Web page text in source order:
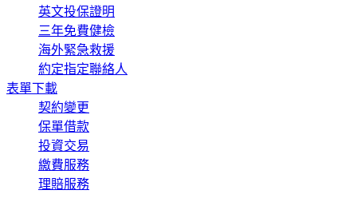
英文投保證明
三年免費健檢
海外緊急救援
約定指定聯絡人
表單下載
契約變更
保單借款
投資交易
繳費服務
理賠服務